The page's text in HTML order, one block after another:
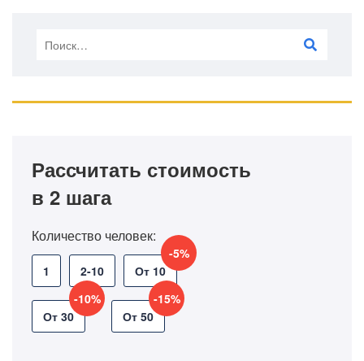
Рассчитать стоимость
в 2 шага
Количество человек:
1 2-10 От 10
-5%
От 30
-10%
От 50
-15%